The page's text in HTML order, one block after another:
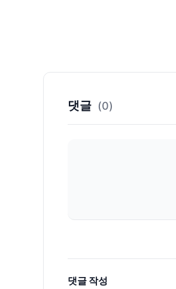
댓글 (0)
댓글 작성